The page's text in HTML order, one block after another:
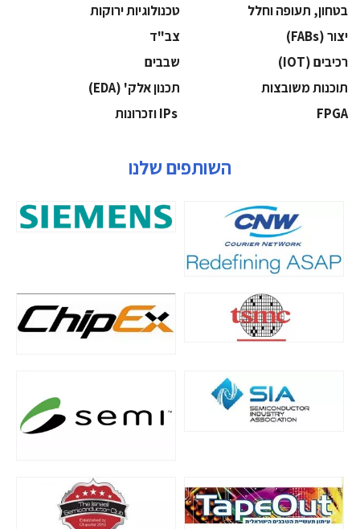
בטחון, תעופה וחלל
‫טכנולוגיות ירוקות‬
‫יצור (‪(FABs‬‬
‫צב"ד‬
‫רכיבים‬ (IOT)
‫שבבים‬
‫תוכנות משובצות‬
‫תכנון אלק' (‪(EDA‬‬
‫‪FPGA‬‬
השותפים שלנו